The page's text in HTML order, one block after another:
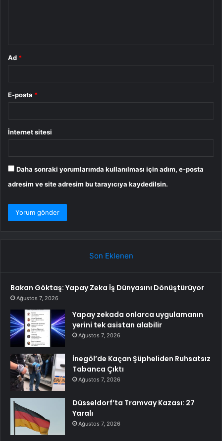
Ad *
E-posta *
İnternet sitesi
Daha sonraki yorumlarımda kullanılması için adım, e-posta
adresim ve site adresim bu tarayıcıya kaydedilsin.
Son Eklenen
Bakan Göktaş: Yapay Zeka İş Dünyasını Dönüştürüyor
Ağustos 7, 2026
Yapay zekada onlarca uygulamanın
yerini tek asistan alabilir
Ağustos 7, 2026
İnegöl’de Kaçan Şüpheliden Ruhsatsız
Tabanca Çıktı
Ağustos 7, 2026
Düsseldorf’ta Tramvay Kazası: 27
Yaralı
Ağustos 7, 2026